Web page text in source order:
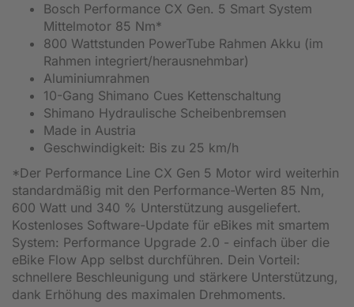
Bosch Performance CX Gen. 5 Smart System
Mittelmotor 85 Nm*
800 Wattstunden PowerTube Rahmen Akku (im
Rahmen integriert/herausnehmbar)
Aluminiumrahmen
10-Gang Shimano Cues Kettenschaltung
Shimano Hydraulische Scheibenbremsen
Made in Austria
Geschwindigkeit: Bis zu 25 km/h
*Der Performance Line CX Gen 5 Motor wird weiterhin
standardmäßig mit den Performance-Werten 85 Nm,
600 Watt und 340 % Unterstützung ausgeliefert.
Kostenloses Software-Update für eBikes mit smartem
System: Performance Upgrade 2.0 - einfach über die
eBike Flow App selbst durchführen. Dein Vorteil:
schnellere Beschleunigung und stärkere Unterstützung,
dank Erhöhung des maximalen Drehmoments.